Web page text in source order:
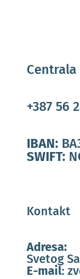
+387 56
IBAN:
SWIFT:
Kontakt
Adresa:
Svetog
E-mail: